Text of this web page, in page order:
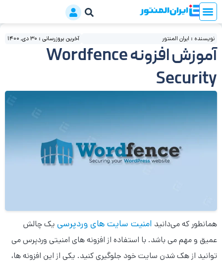
نویسنده : ایران المنتور آخرین بروزرسانی : 30 دی, 1400
آموزش افزونه Wordfence
Security
همانطور که می‌دانید امنیت سایت های وردپرسی یک چالش
عمیق و مهم می باشد. با استفاده از افزونه های امنیتی وردپرس می
توانید از هک شدن سایت خود جلوگیری کنید. یکی از این افزونه ها،